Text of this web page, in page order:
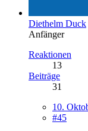
Diethelm Duck
Anfänger
Reaktionen
13
Beiträge
31
10.
#45